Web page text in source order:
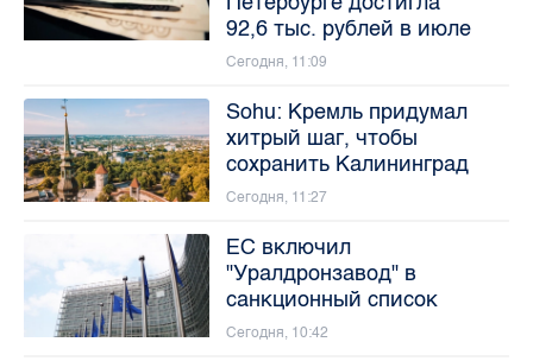
92,6 тыс. рублей в июле
Сегодня, 11:09
Sohu: Кремль придумал
хитрый шаг, чтобы
сохранить Калининград
Сегодня, 11:27
ЕС включил
"Уралдронзавод" в
санкционный список
Сегодня, 10:42